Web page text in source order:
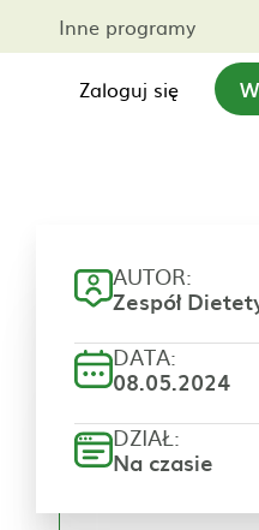
Inne programy
Zaloguj się
AUTOR:
Zespół
DATA:
08.05.2024
DZIAŁ:
Na czasie